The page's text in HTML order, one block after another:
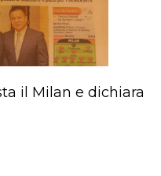
il Milan e dichiara